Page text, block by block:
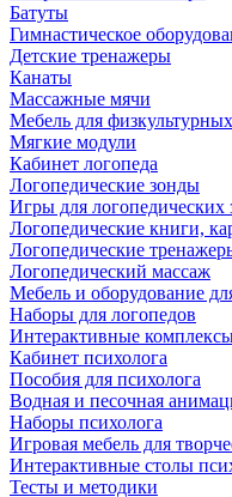
Батуты
Гимнастическое
Детские тренажеры
Канаты
Массажные мячи
Мебель для
Мягкие модули
Кабинет логопеда
Логопедические зонды
Игры для логопедических
Логопедические книги,
Логопедические
Логопедический массаж
Мебель и оборудование
Наборы для логопедов
Интерактивные
Кабинет психолога
Пособия для психолога
Водная и песочная
Наборы психолога
Игровая мебель для
Интерактивные столы
Тесты и методики